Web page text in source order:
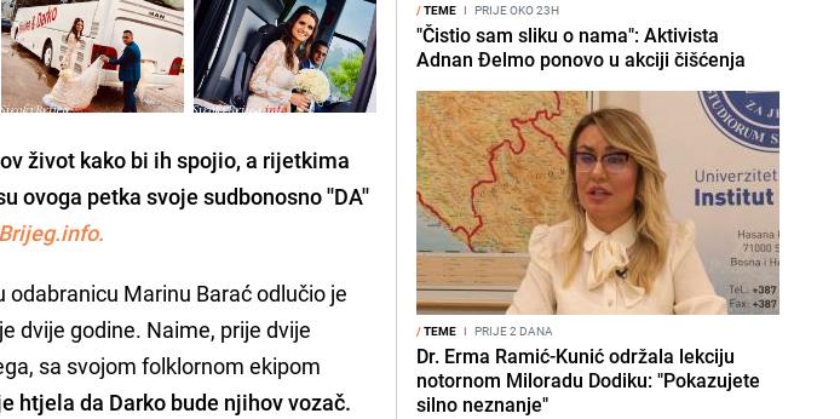
život kako bi ih spojio, a rijetkima
ovoga petka svoje sudbonosno ''DA''
Marinu Barać odlučio je
dvije godine. Naime, prije dvije
sa svojom folklornom ekipom
htjela da Darko bude njihov vozač.
/TEME I PRIJE OKO 23H
"Čistio sam sliku o nama": Aktivista
Adnan Đelmo ponovo u akciji čišćenja
/TEME I PRIJE 2 DANA
Dr. Erma Ramić-Kunić održala lekciju
notornom Miloradu Dodiku: "Pokazujete
silno neznanje"